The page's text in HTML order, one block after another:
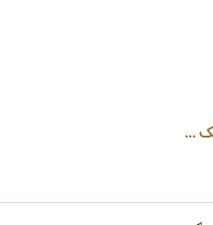
...